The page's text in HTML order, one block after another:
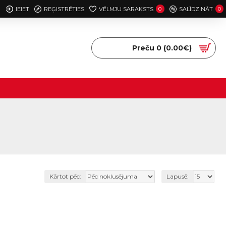
IEIET REĢISTRĒTIES VĒLMJU SARAKSTS 0 SALĪDZINĀT 0
Preču 0 (0.00€)
Kārtot pēc: Lapusē: